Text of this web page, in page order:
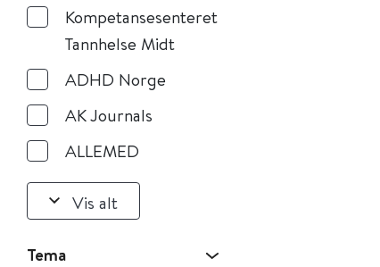
Kompetansesenteret
Tannhelse Midt
ADHD Norge
AK Journals
ALLEMED
Vis alt
Tema